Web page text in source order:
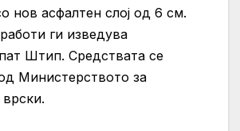
нов асфалтен слој од 6 см.
ги изведува
Штип. Средствата се
Министерството за